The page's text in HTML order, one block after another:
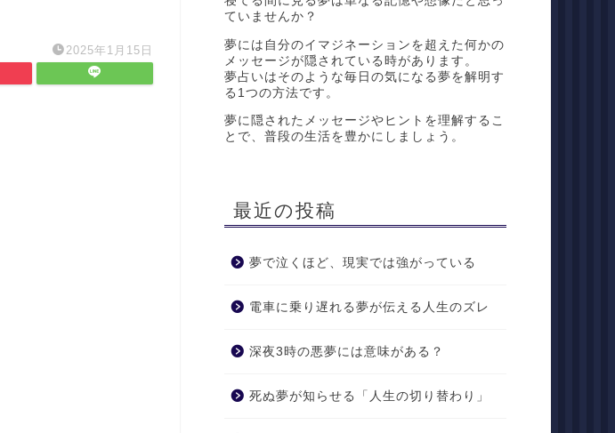
2025年1月15日
ていませんか？
夢には自分のイマジネーションを超えた何かの
メッセージが隠されている時があります。
夢占いはそのような毎日の気になる夢を解明す
る1つの方法です。
夢に隠されたメッセージやヒントを理解するこ
とで、普段の生活を豊かにしましょう。
最近の投稿
夢で泣くほど、現実では強がっている
電車に乗り遅れる夢が伝える人生のズレ
深夜3時の悪夢には意味がある？
死ぬ夢が知らせる「人生の切り替わり」